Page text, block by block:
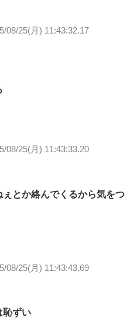
08/25(月) 11:43:32.17
08/25(月) 11:43:33.20
とか絡んでくるから気をつ
08/25(月) 11:43:43.69
恥ずい